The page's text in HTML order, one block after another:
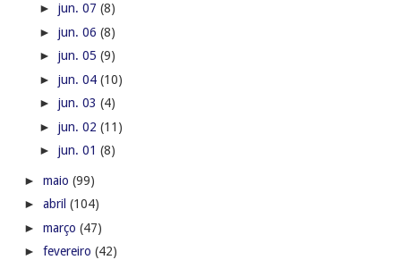
► jun. 07 (8)
► jun. 06 (8)
► jun. 05 (9)
► jun. 04 (10)
► jun. 03 (4)
► jun. 02 (11)
► jun. 01 (8)
► maio (99)
► abril (104)
► março (47)
► fevereiro (42)